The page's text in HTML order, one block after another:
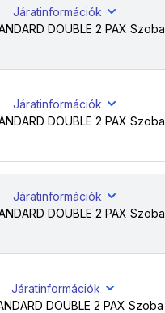
Járatinformációk
DOUBLE 2 PAX Szoba
Járatinformációk
DOUBLE 2 PAX Szoba
Járatinformációk
DOUBLE 2 PAX Szoba
Járatinformációk
DOUBLE 2 PAX Szoba